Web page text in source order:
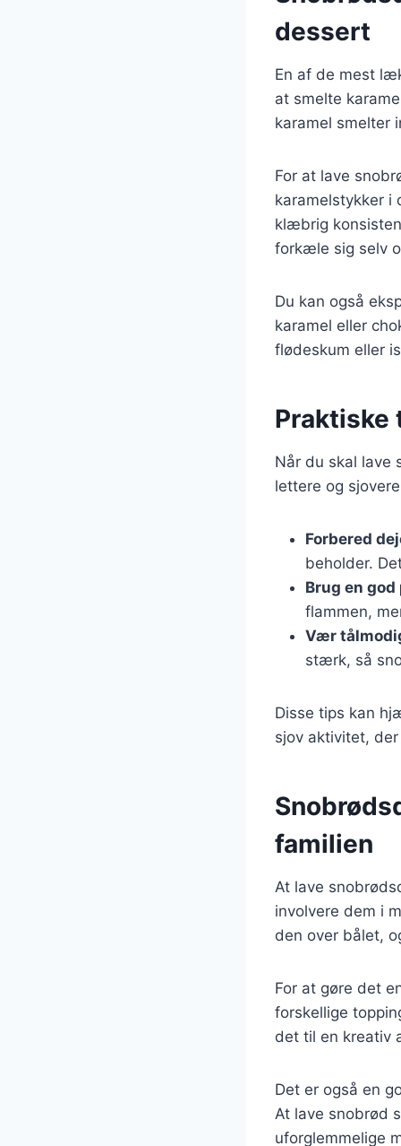
dessert
En af de mest
at smelte
karamel smelter
For at lave
karamelstykker i
klæbrig
forkæle sig selv
Du kan også
karamel eller
flødeskum eller
Praktiske
Når du skal lave
lettere og
Forbered
beholder.
Brug en god
flammen,
Vær
stærk, så
Disse tips kan
sjov aktivitet,
familien
At lave
involvere dem i
den over bålet,
For at gøre det
forskellige
det til en kreativ
Det er også en
At lave snobrød
uforglemmelige